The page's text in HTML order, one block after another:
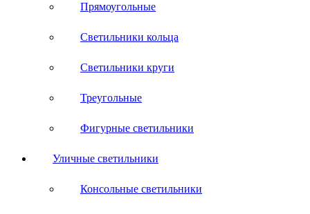
Прямоугольные
Светильники кольца
Светильники круги
Треугольные
Фигурные светильники
Уличные светильники
Консольные светильники